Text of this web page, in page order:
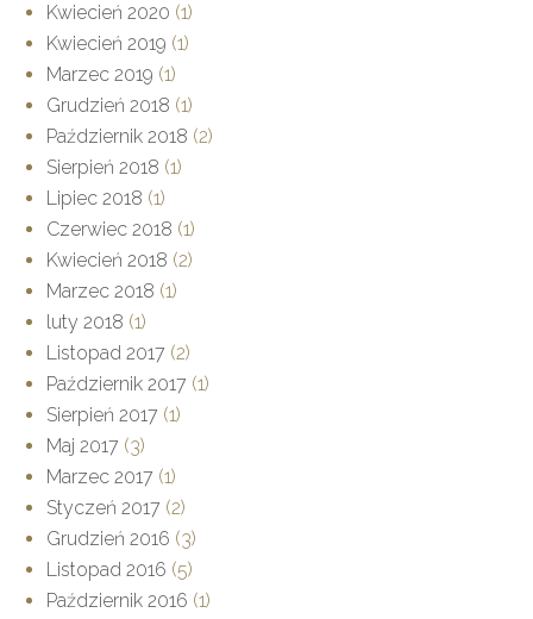
Kwiecień 2020 (1)
Kwiecień 2019 (1)
Marzec 2019 (1)
Grudzień 2018 (1)
Październik 2018 (2)
Sierpień 2018 (1)
Lipiec 2018 (1)
Czerwiec 2018 (1)
Kwiecień 2018 (2)
Marzec 2018 (1)
luty 2018 (1)
Listopad 2017 (2)
Październik 2017 (1)
Sierpień 2017 (1)
Maj 2017 (3)
Marzec 2017 (1)
Styczeń 2017 (2)
Grudzień 2016 (3)
Listopad 2016 (5)
Październik 2016 (1)